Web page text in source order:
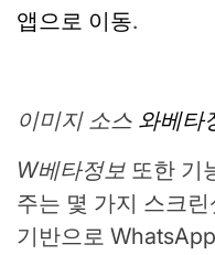
앱으로 이동.
이미지 소스 와베타
W베타정보 또한 기
주는 몇 가지 스크
기반으로